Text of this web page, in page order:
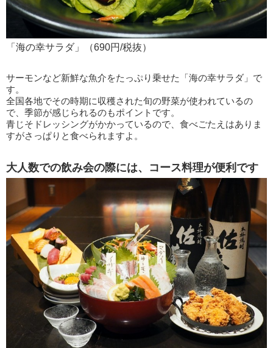
「海の幸サラダ」（690円/税抜）
サーモンなど新鮮な魚介をたっぷり乗せた「海の幸サラダ」で
す。
全国各地でその時期に収穫された旬の野菜が使われているの
で、季節が感じられるのもポイントです。
青じそドレッシングがかかっているので、食べごたえはありま
すがさっぱりと食べられますよ。
大人数での飲み会の際には、コース料理が便利です